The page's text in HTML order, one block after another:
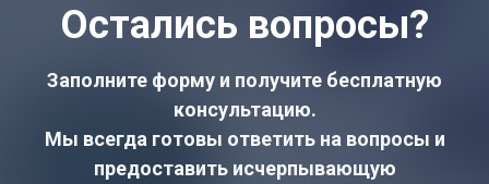
Остались вопросы?
Заполните форму и получите бесплатную
консультацию.
Мы всегда готовы ответить на вопросы и
предоставить исчерпывающую